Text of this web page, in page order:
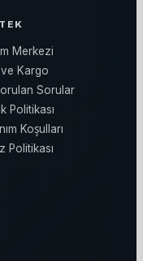
Merkezi
Kargo
Sorular
Politikası
Koşulları
Politikası